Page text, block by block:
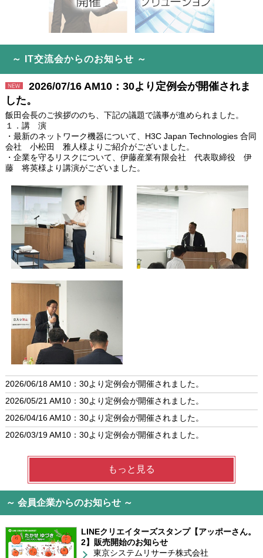
～ IT交流会からのお知らせ ～
2026/07/16 AM10：30より定例会が開催されま
した。
飯田会長のご挨拶ののち、下記の議題で議事が進められました。
１．講 演
・最新のネットワーク機器について、H3C Japan Technologies 合同
会社 小松田 雅人様よりご紹介がございました。
・企業を守るリスクについて、伊藤産業有限会社 代表取締役 伊
藤 将英様より講演がございました。
2026/06/18 AM10：30より定例会が開催されました。
2026/05/21 AM10：30より定例会が開催されました。
2026/04/16 AM10：30より定例会が開催されました。
2026/03/19 AM10：30より定例会が開催されました。
もっと見る
～ 会員企業からのお知らせ ～
LINEクリエイターズスタンプ【アッポーさん。
2】販売開始のお知らせ
東京システムリサーチ株式会社